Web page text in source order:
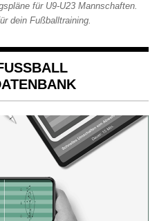
für U9-U23 Mannschaften.
dein Fußballtraining.
Ü